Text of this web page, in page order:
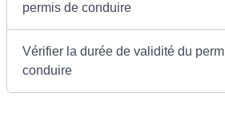
permis de conduire
Vérifier la durée de validité du
conduire